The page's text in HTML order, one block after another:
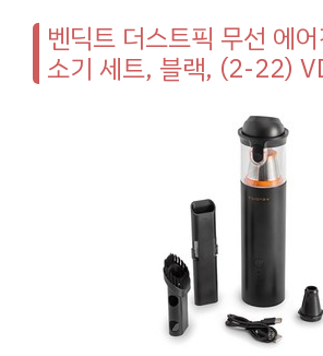
벤딕트 더스트픽 무선 에
소기 세트, 블랙, (2-22)